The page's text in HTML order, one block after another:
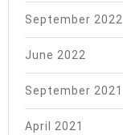
September 2022
June 2022
September 2021
April 2021